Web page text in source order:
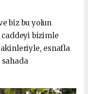
biz bu yolun
caddeyi bizimle
esnafla
sahada